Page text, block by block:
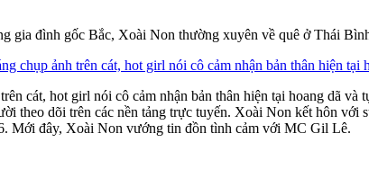
gia đình gốc Bắc, Xoài Non thường xuyên về quê ở Thái
cát, hot girl nói cô cảm nhận bản thân hiện tại hoang dã và
theo dõi trên các nền tảng trực tuyến. Xoài Non kết hôn với
Mới đây, Xoài Non vướng tin đồn tình cảm với MC Gil Lê.